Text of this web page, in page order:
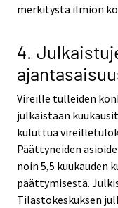
merkitystä ilmiön
4.
Vireille tulleiden
julkaistaan
kuluttua
Päättyneiden
noin 5,5 kuukauden
päättymisestä.
Tilastokeskuksen